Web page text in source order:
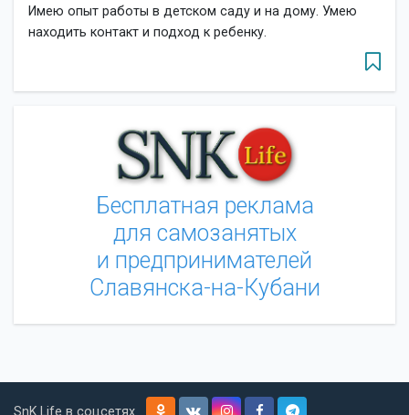
Имею опыт работы в детском саду и на дому. Умею
находить контакт и подход к ребенку.
Бесплатная реклама
для самозанятых
и предпринимателей
Славянска-на-Кубани